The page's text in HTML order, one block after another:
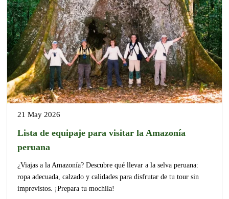
21 May 2026
Lista de equipaje para visitar la Amazonía
peruana
¿Viajas a la Amazonía? Descubre qué llevar a la selva peruana:
ropa adecuada, calzado y calidades para disfrutar de tu tour sin
imprevistos. ¡Prepara tu mochila!